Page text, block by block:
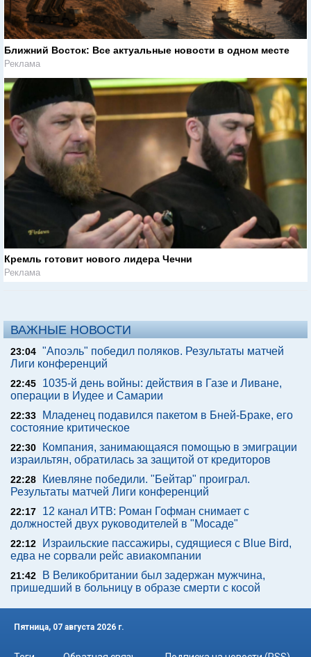
Ближний Восток: Все актуальные новости в одном месте
Реклама
Кремль готовит нового лидера Чечни
Реклама
ВАЖНЫЕ НОВОСТИ
23:04 "Апоэль" победил поляков. Результаты матчей
Лиги конференций
22:45
1035-й день войны: действия в Газе и Ливане,
операции в Иудее и Самарии
22:33
Младенец подавился пакетом в Бней-Браке, его
состояние критическое
22:30
Компания, занимающаяся помощью в эмиграции
израильтян, обратилась за защитой от кредиторов
22:28
Киевляне победили. "Бейтар" проиграл.
Результаты матчей Лиги конференций
22:17
12 канал ИТВ: Роман Гофман снимает с
должностей двух руководителей в "Мосаде"
22:12
Израильские пассажиры, судящиеся с Blue Bird,
едва не сорвали рейс авиакомпании
21:42
В Великобритании был задержан мужчина,
пришедший в больницу в образе смерти с косой
Пятница, 07 августа 2026 г.